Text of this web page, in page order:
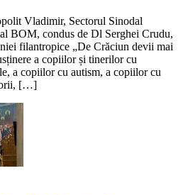
Vladimir, Sectorul Sinodal
BOM, condus de Dl Serghei Crudu,
filantropice „De Crăciun devii mai
a copiilor și tinerilor cu
a copiilor cu autism, a copiilor cu
[…]